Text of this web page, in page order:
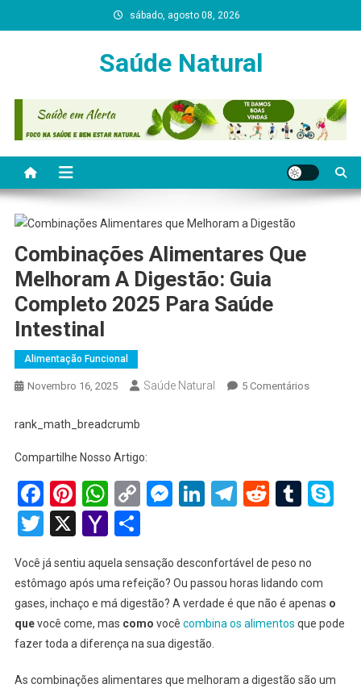
to
sábado, agosto 08, 2026
Saúde Natural
Combinações Alimentares Que
Melhoram A Digestão: Guia
Completo 2025 Para Saúde
Intestinal
Alimentação Funcional
Novembro 16, 2025 Saúde Natural 5 ComentáriosEm
Digestão:
Para
Saúde
Intestinal
rank_math_breadcrumb
Compartilhe Nosso Artigo:
Facebook
Pinterest
WhatsApp
Copy
Link
Messenger
LinkedIn
Telegram
Reddit
Twitter
X YahooShare
Você já sentiu aquela sensação desconfortável de peso no
estômago após uma refeição? Ou passou horas lidando com
gases, inchaço e má digestão? A verdade é que não é apenas o
quevocê come, mas como você combina os alimentos que pode
fazer toda a diferença na sua digestão.
As combinações alimentares que melhoram a digestão são um